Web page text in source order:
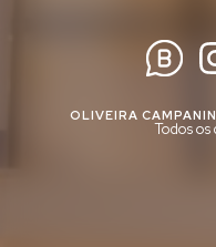
OLIVEIRA
Todos